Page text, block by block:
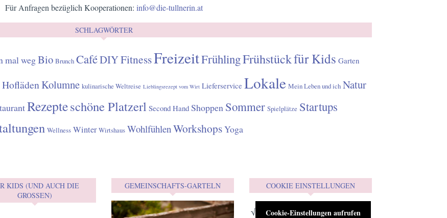
Für Anfragen bezüglich Kooperationen: info@die-tullnerin.at
SCHLAGWÖRTER
mal wegBio Brunch CaféDIYFitnessFreizeitFrühlingFrühstückfür Kids Garten
Hofläden Kolumne kulinarische Weltreise Lieblingsrezept vom Wirt Lieferservice Lokale Mein Leben und ich Natur
Rezepteschöne Platzerl Second Hand Shoppen Sommer Spielplätze Startups
Wellness Winter Wirtshaus WohlfühlenWorkshopsYoga
KIDS (UND AUCH DIE
GROSSEN)
GEMEINSCHAFTS-GARTELN COOKIE EINSTELLUNGEN
√ Cookie-Einstellungen aufrufen